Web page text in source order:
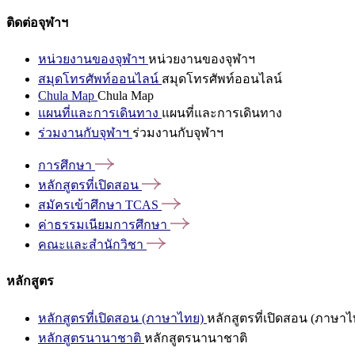
ติดต่อจุฬาฯ
หน่วยงานของจุฬาฯ หน่วยงานของจุฬาฯ
สมุดโทรศัพท์ออนไลน์ สมุดโทรศัพท์ออนไลน์
Chula Map Chula Map
แผนที่และการเดินทาง แผนที่และการเดินทาง
ร่วมงานกับจุฬาฯ ร่วมงานกับจุฬาฯ
การศึกษา
หลักสูตรที่เปิดสอน
สมัครเข้าศึกษา TCAS
ค่าธรรมเนียมการศึกษา
คณะและสำนักวิชา
หลักสูตร
หลักสูตรที่เปิดสอน (ภาษาไทย) หลักสูตรที่เปิดสอน (ภาษาไ
หลักสูตรนานาชาติ หลักสูตรนานาชาติ